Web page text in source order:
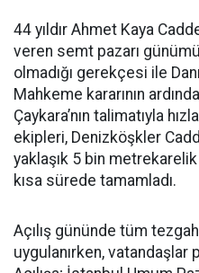
44 yıldır Ahmet Kaya
veren semt pazarı
olmadığı gerekçesi ile
Mahkeme kararının
Çaykara’nın talimatıyla
ekipleri, Denizköşkler
yaklaşık 5 bin
kısa sürede tamamladı.
Açılış gününde tüm
uygulanırken,